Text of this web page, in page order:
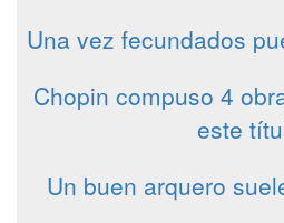
Una vez fecundados
Chopin compuso 4
este
Un buen arquero